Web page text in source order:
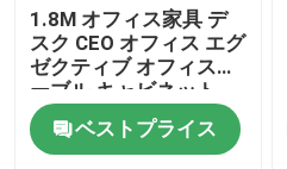
1.8M オフィス家具 デ
スク CEO オフィス エグ
ゼクティブ オフィステ
ーブル キャビネット
ベストプライス